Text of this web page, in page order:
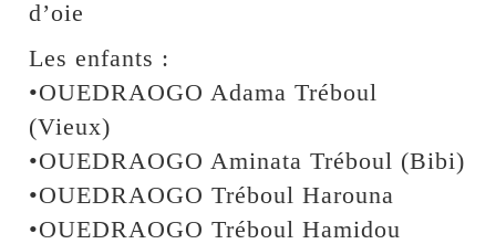
d’oie
Les enfants :
•OUEDRAOGO Adama Tréboul
(Vieux)
•OUEDRAOGO Aminata Tréboul (Bibi)
•OUEDRAOGO Tréboul Harouna
•OUEDRAOGO Tréboul Hamidou